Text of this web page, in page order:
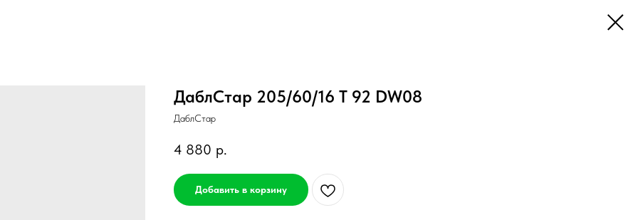
ДаблСтар 205/60/16 T 92 DW08
ДаблСтар
4 880 р.
Добавить в корзину